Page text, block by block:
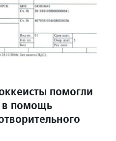
помогли
в помощь